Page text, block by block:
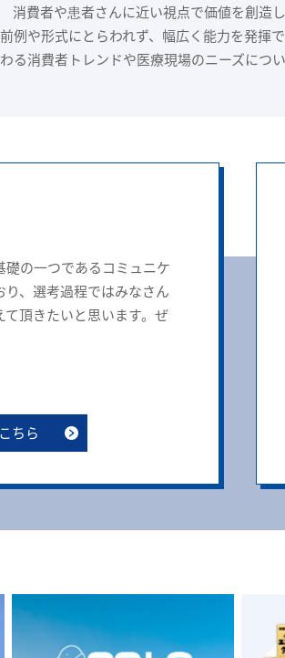
消費者や患者さんに近い視点で価値を創造
前例や形式にとらわれず、幅広く能力を発揮
る消費者トレンドや医療現場のニーズにつ
の一つであるコミュニケ
、選考過程ではみなさん
頂きたいと思います。ぜ
ちら